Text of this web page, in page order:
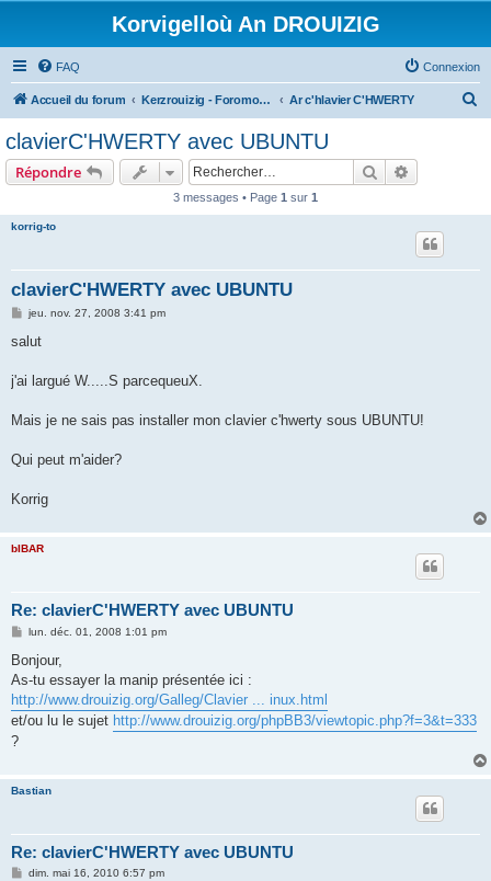
Korvigelloù An DROUIZIG
FAQ Connexion
Accueil du forum Kerzrouizig - Foromoù An Drouizig Ar c'hlavier C'HWERTY
clavierC'HWERTY avec UBUNTU
Répondre Rechercher
3 messages • Page 1 sur 1
korrig-to
clavierC'HWERTY avec UBUNTU
M
s
g
jeu. nov. 27, 2008 3:41 pm
salut
j'ai largué W.....S parcequeuX.
Mais je ne sais pas installer mon clavier c'hwerty sous UBUNTU!
Qui peut m'aider?
Korrig
bIBAR
Re: clavierC'HWERTY avec UBUNTU
M
s
a
g
e
lun. déc. 01, 2008 1:01 pm
Bonjour,
As-tu essayer la manip présentée ici :
http://www.drouizig.org/Galleg/Clavier ... inux.html
et/ou lu le sujet http://www.drouizig.org/phpBB3/viewtopic.php?f=3&t=333
?
Bastian
Re: clavierC'HWERTY avec UBUNTU
Mdim. mai 16, 2010 6:57 pm